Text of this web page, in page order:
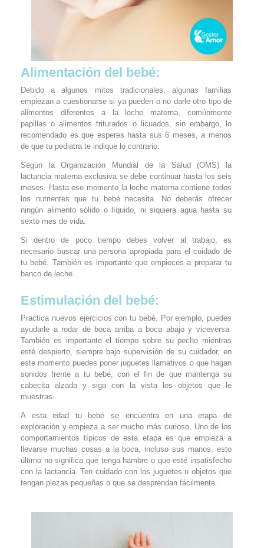
Alimentación del bebé:
Debido a algunos mitos tradicionales, algunas familias
empiezan a cuestionarse si ya pueden o no darle otro tipo de
alimentos diferentes a la leche materna, comúnmente
papillas o alimentos triturados o licuados, sin embargo, lo
recomendado es que esperes hasta sus 6 meses, a menos
de que tu pediatra te indique lo contrario.
Según la Organización Mundial de la Salud (OMS) la
lactancia materna exclusiva se debe continuar hasta los seis
meses. Hasta ese momento la leche materna contiene todos
los nutrientes que tu bebé necesita. No deberás ofrecer
ningún alimento sólido o líquido, ni siquiera agua hasta su
sexto mes de vida.
Si dentro de poco tiempo debes volver al trabajo, es
necesario buscar una persona apropiada para el cuidado de
tu bebé. También es importante que empieces a preparar tu
banco de leche.
Estimulación del bebé:
Practica nuevos ejercicios con tu bebé. Por ejemplo, puedes
ayudarle a rodar de boca arriba a boca abajo y viceversa.
También es importante el tiempo sobre su pecho mientras
esté despierto, siempre bajo supervisión de su cuidador, en
este momento puedes poner juguetes llamativos o que hagan
sonidos frente a tu bebé, con el fin de que mantenga su
cabecita alzada y siga con la vista los objetos que le
muestras.
A esta edad tu bebé se encuentra en una etapa de
exploración y empieza a ser mucho más curioso. Uno de los
comportamientos típicos de esta etapa es que empieza a
llevarse muchas cosas a la boca, incluso sus manos, esto
último no significa que tenga hambre o que esté insatisfecho
con la lactancia. Ten cuidado con los juguetes u objetos que
tengan piezas pequeñas o que se desprendan fácilmente.